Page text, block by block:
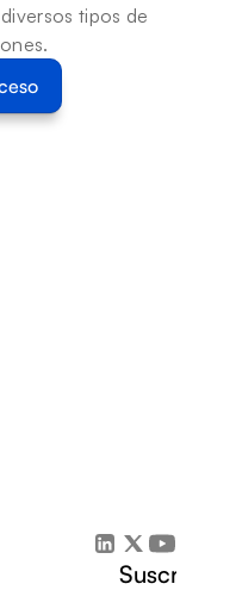
tipos de